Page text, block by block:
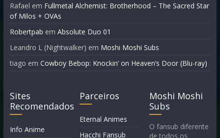
Rafael em Fullmetal Alchemist: Brotherhood – The Sacred Star
of Milos + OVAs
Robertpab em Absolute Duo 01
Leandro L (Nightwalker) em Moshi Moshi Subs
tiago em Cowboy Bebop: Knockin’ on Heaven’s Door (Blu-ray)
Sites
Recomendados
Info Anime
Parceiros
Eternal Animes
Hacchi Fansub
Moshi Moshi
Subs
O fansub diferente
de todos os